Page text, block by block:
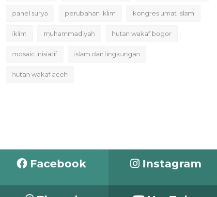
panel surya perubahan iklim kongres umat islam
iklim muhammadiyah hutan wakaf bogor
mosaic inisiatif islam dan lingkungan
hutan wakaf aceh
Facebook Instagram